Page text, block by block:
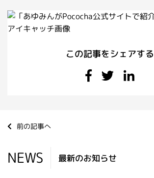
この記事をシェアする
前の記事へ
NEWS 最新のお知らせ